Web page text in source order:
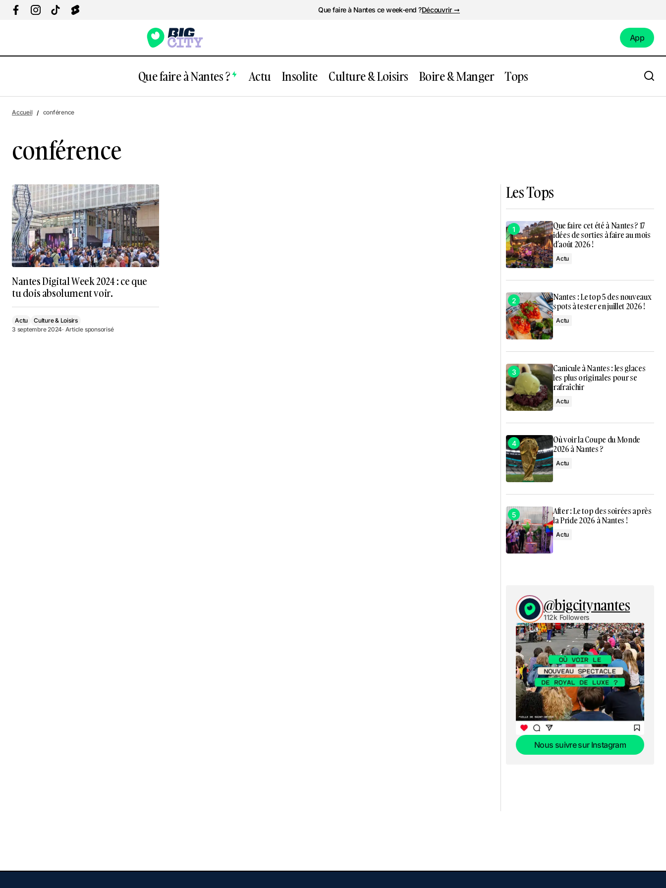
Que faire à Nantes ce week-end ?Découvrir ➞
App
Que faire à Nantes ? Actu Insolite Culture & Loisirs Boire & Manger Tops
Accueil conférence
conférence
Nantes Digital Week 2024 : ce que
tu dois absolument voir.
Actu
Culture & Loisirs
3 septembre 2024· Article sponsorisé
Les Tops
Que faire cet été à Nantes ? 17
idées de sorties à faire au mois
d’août 2026 !
Actu
Nantes : Le top 5 des nouveaux
spots à tester en juillet 2026 !
Actu
Canicule à Nantes : les glaces
les plus originales pour se
rafraîchir
Actu
Où voir la Coupe du Monde
2026 à Nantes ?
Actu
After : Le top des soirées après
la Pride 2026 à Nantes !
Actu
@bigcitynantes
112k Followers
Nous suivre sur Instagram